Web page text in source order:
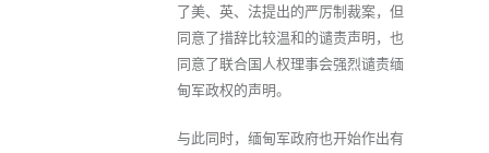
了美、英、法提出的严厉制裁案，但
同意了措辞比较温和的谴责声明，也
同意了联合国人权理事会强烈谴责缅
甸军政权的声明。
与此同时，缅甸军政府也开始作出有